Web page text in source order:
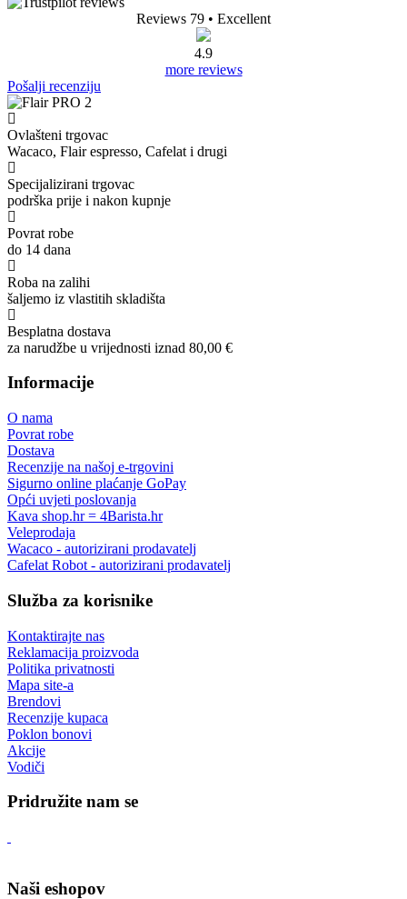
Reviews 79 • Excellent
4.9
more reviews
Pošalji recenziju
Ovlašteni trgovac
Wacaco, Flair espresso, Cafelat i drugi
Specijalizirani trgovac
podrška prije i nakon kupnje
Povrat robe
do 14 dana
Roba na zalihi
šaljemo iz vlastitih skladišta
Besplatna dostava
za narudžbe u vrijednosti iznad 80,00 €
Informacije
O nama
Povrat robe
Dostava
Recenzije na našoj e-trgovini
Sigurno online plaćanje GoPay
Opći uvjeti poslovanja
Kava shop.hr = 4Barista.hr
Veleprodaja
Wacaco - autorizirani prodavatelj
Cafelat Robot - autorizirani prodavatelj
Služba za korisnike
Kontaktirajte nas
Reklamacija proizvoda
Politika privatnosti
Mapa site-a
Brendovi
Recenzije kupaca
Poklon bonovi
Akcije
Vodiči
Pridružite nam se
Naši eshopov